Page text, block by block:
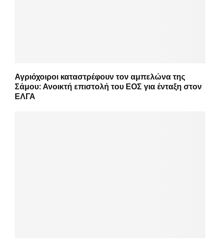
Αγριόχοιροι καταστρέφουν τον αμπελώνα της
Σάμου: Ανοικτή επιστολή του ΕΟΣ για ένταξη στον
ΕΛΓΑ